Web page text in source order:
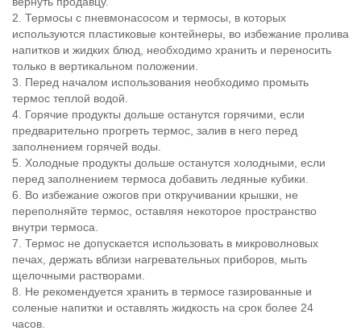
2. Термосы с пневмонасосом и термосы, в которых
используются пластиковые контейнеры, во избежание пролива
напитков и жидких блюд, необходимо хранить и переносить
только в вертикальном положении.
3. Перед началом использования необходимо промыть
термос теплой водой.
4. Горячие продукты дольше останутся горячими, если
предварительно прогреть термос, залив в него перед
заполнением горячей воды.
5. Холодные продукты дольше останутся холодными, если
перед заполнением термоса добавить ледяные кубики.
6. Во избежание ожогов при откручивании крышки, не
переполняйте термос, оставляя некоторое пространство
внутри термоса.
7. Термос не допускается использовать в микроволновых
печах, держать вблизи нагревательных приборов, мыть
щелочными растворами.
8. Не рекомендуется хранить в термосе газированные и
соленые напитки и оставлять жидкость на срок более 24
часов.